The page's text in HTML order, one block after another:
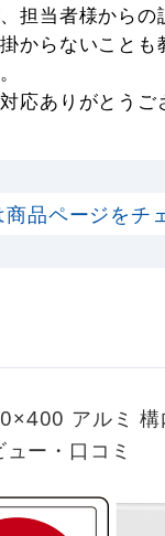
担当者様からの
からないことも
応ありがとうご
商品ページをチ
アルミ
ー・口コミ